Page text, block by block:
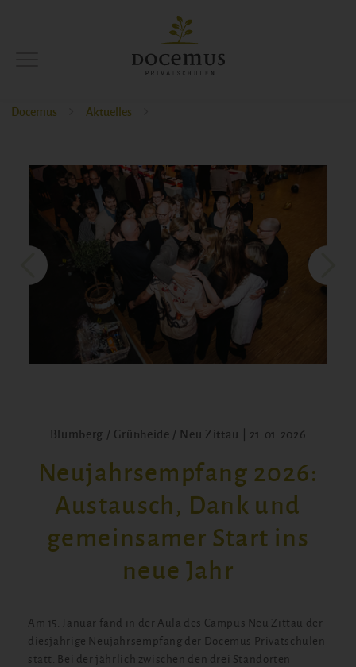
Docemus Aktuelles
Blumberg / Grünheide / Neu Zittau | 21.01.2026
Neujahrsempfang 2026:
Austausch, Dank und
gemeinsamer Start ins
neue Jahr
Am 15. Januar fand in der Aula des Campus Neu Zittau der
diesjährige Neujahrsempfang der Docemus Privatschulen
statt. Bei der jährlich zwischen den drei Standorten